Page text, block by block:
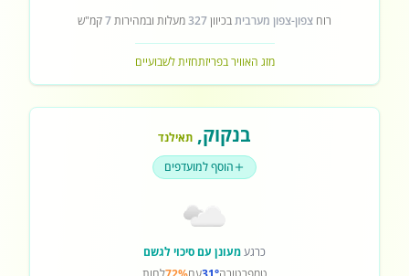
רוח צפון-צפון מערביתבכיוון327מעלות ובמהירות7קמ"ש
מזג האוויר בפריזתחזית לשבועיים
בנקוק, תאילנד
הוסף למועדפים
כרגעמעונן עם סיכוי לגשם